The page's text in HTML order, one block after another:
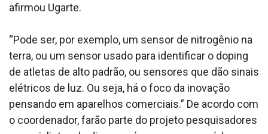
afirmou Ugarte.
“Pode ser, por exemplo, um sensor de nitrogênio na
terra, ou um sensor usado para identificar o doping
de atletas de alto padrão, ou sensores que dão sinais
elétricos de luz. Ou seja, há o foco da inovação
pensando em aparelhos comerciais.” De acordo com
o coordenador, farão parte do projeto pesquisadores